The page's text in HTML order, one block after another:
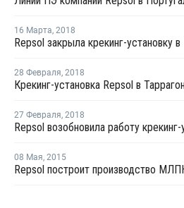
16 Марта, 2018
28 Февраля, 2018
27 Февраля, 2018
Repsol возобновила работу
08 Мая, 2015
Repsol построит производство